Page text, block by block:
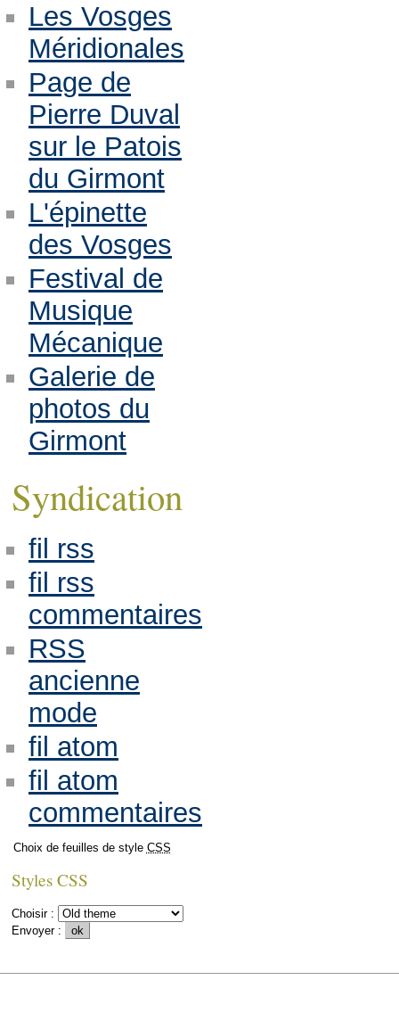
Les Vosges
Méridionales
Page de
Pierre Duval
sur le Patois
du Girmont
L'épinette
des Vosges
Festival de
Musique
Mécanique
Galerie de
photos du
Girmont
Syndication
fil rss
fil rss
commentaires
RSS
ancienne
mode
fil atom
fil atom
commentaires
Choix de feuilles de style CSS
Styles CSS
Choisir :
Envoyer :